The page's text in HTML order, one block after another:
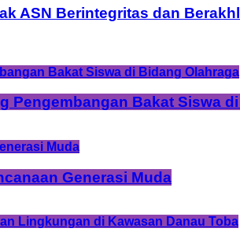
ASN Berintegritas dan
Pengembangan Bakat Siswa
Generasi Muda